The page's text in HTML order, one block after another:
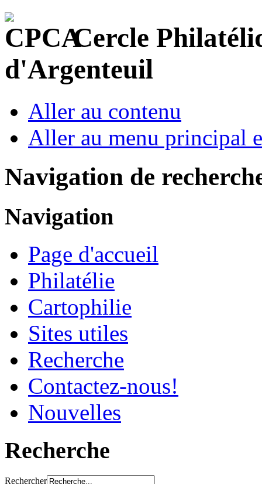
Cercle
d'Argenteuil
Aller au contenu
Aller au menu principal
Navigation de
Navigation
Page d'accueil
Philatélie
Cartophilie
Sites utiles
Recherche
Contactez-nous!
Nouvelles
Recherche
Rechercher